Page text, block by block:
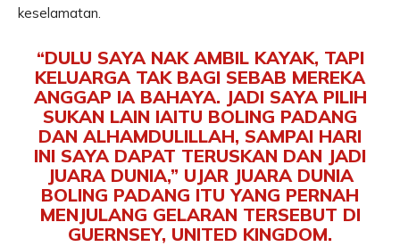
keselamatan.
“DULU SAYA NAK AMBIL KAYAK, TAPI
KELUARGA TAK BAGI SEBAB MEREKA
ANGGAP IA BAHAYA. JADI SAYA PILIH
SUKAN LAIN IAITU BOLING PADANG
DAN ALHAMDULILLAH, SAMPAI HARI
INI SAYA DAPAT TERUSKAN DAN JADI
JUARA DUNIA,” UJAR JUARA DUNIA
BOLING PADANG ITU YANG PERNAH
MENJULANG GELARAN TERSEBUT DI
GUERNSEY, UNITED KINGDOM.